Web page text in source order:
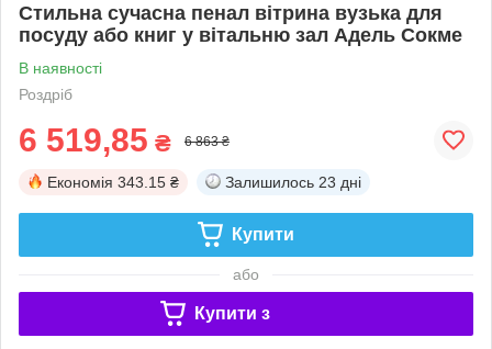
Стильна сучасна пенал вітрина вузька для
посуду або книг у вітальню зал Адель Сокме
В наявності
Роздріб
6 519,85 ₴ 6 863 ₴
Економія 343.15 ₴ Залишилось 23 дні
Купити
або
Купити з